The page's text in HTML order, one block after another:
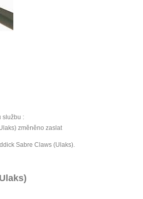
službu :
změněno zaslat
Sabre Claws (Ulaks).